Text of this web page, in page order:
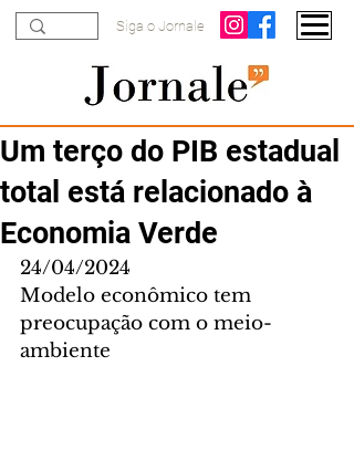
Siga o Jornale
Um terço do PIB estadual
total está relacionado à
Economia Verde
24/04/2024
Modelo econômico tem
preocupação com o meio-
ambiente